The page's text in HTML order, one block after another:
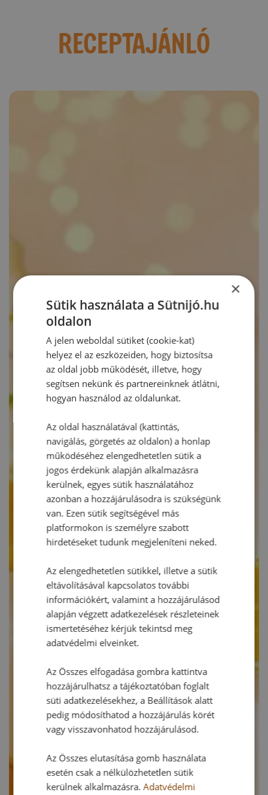
RECEPTAJÁNLÓ
×
Sütik használata a Sütnijó.hu
oldalon
A jelen weboldal sütiket (cookie-kat)
helyez el az eszközeiden, hogy biztosítsa
az oldal jobb működését, illetve, hogy
segítsen nekünk és partnereinknek átlátni,
hogyan használod az oldalunkat.
Az oldal használatával (kattintás,
navigálás, görgetés az oldalon) a honlap
működéséhez elengedhetetlen sütik a
jogos érdekünk alapján alkalmazásra
kerülnek, egyes sütik használatához
azonban a hozzájárulásodra is szükségünk
van. Ezen sütik segítségével más
platformokon is személyre szabott
hirdetéseket tudunk megjeleníteni neked.
Az elengedhetetlen sütikkel, illetve a sütik
eltávolításával kapcsolatos további
információkért, valamint a hozzájárulásod
alapján végzett adatkezelések részleteinek
ismertetéséhez kérjük tekintsd meg
adatvédelmi elveinket.
Az Összes elfogadása gombra kattintva
hozzájárulhatsz a tájékoztatóban foglalt
süti adatkezelésekhez, a Beállítások alatt
pedig módosíthatod a hozzájárulás körét
vagy visszavonhatod hozzájárulásod.
Az Összes elutasítása gomb használata
esetén csak a nélkülözhetetlen sütik
kerülnek alkalmazásra.Adatvédelmi